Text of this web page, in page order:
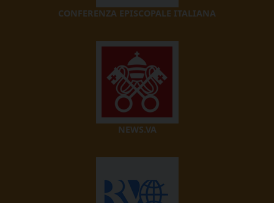
CONFERENZA EPISCOPALE ITALIANA
NEWS.VA